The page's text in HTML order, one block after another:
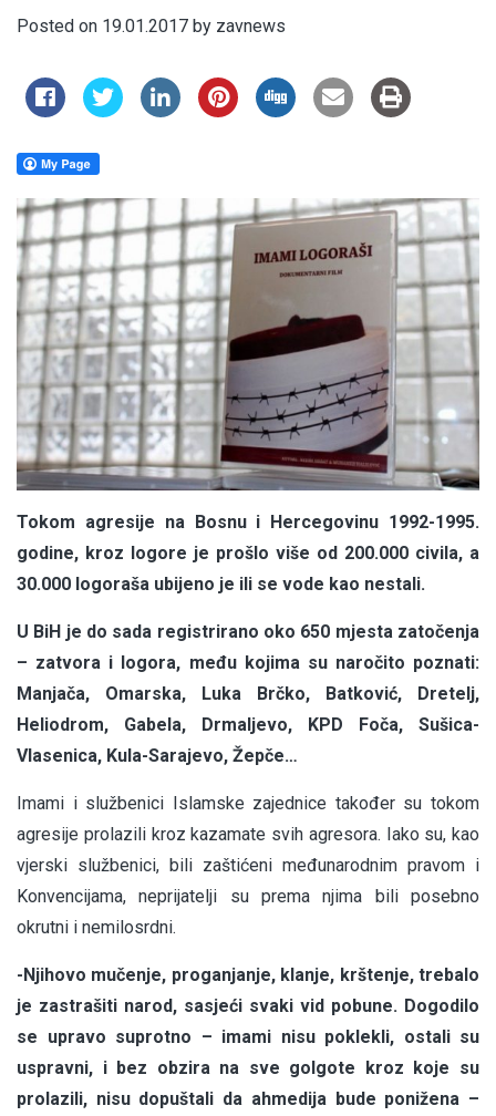
Posted on 19.01.2017 by zavnews
Tokom agresije na Bosnu i Hercegovinu 1992-1995.
godine, kroz logore je prošlo više od 200.000 civila, a
30.000 logoraša ubijeno je ili se vode kao nestali.
U BiH je do sada registrirano oko 650 mjesta zatočenja
– zatvora i logora, među kojima su naročito poznati:
Manjača, Omarska, Luka Brčko, Batković, Dretelj,
Heliodrom, Gabela, Drmaljevo, KPD Foča, Sušica-
Vlasenica, Kula-Sarajevo, Žepče…
Imami i službenici Islamske zajednice također su tokom
agresije prolazili kroz kazamate svih agresora. Iako su, kao
vjerski službenici, bili zaštićeni međunarodnim pravom i
Konvencijama, neprijatelji su prema njima bili posebno
okrutni i nemilosrdni.
-Njihovo mučenje, proganjanje, klanje, krštenje, trebalo
je zastrašiti narod, sasjeći svaki vid pobune. Dogodilo
se upravo suprotno – imami nisu poklekli, ostali su
uspravni, i bez obzira na sve golgote kroz koje su
prolazili, nisu dopuštali da ahmedija bude ponižena –